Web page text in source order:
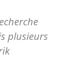
plusieurs